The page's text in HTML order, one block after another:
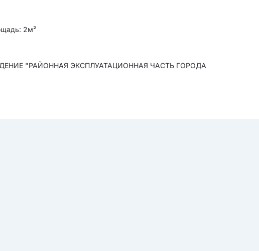
2м²
"РАЙОННАЯ ЭКСПЛУАТАЦИОННАЯ ЧАСТЬ ГОРОДА